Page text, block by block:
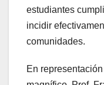
estudiantes
incidir
comunidades.
En